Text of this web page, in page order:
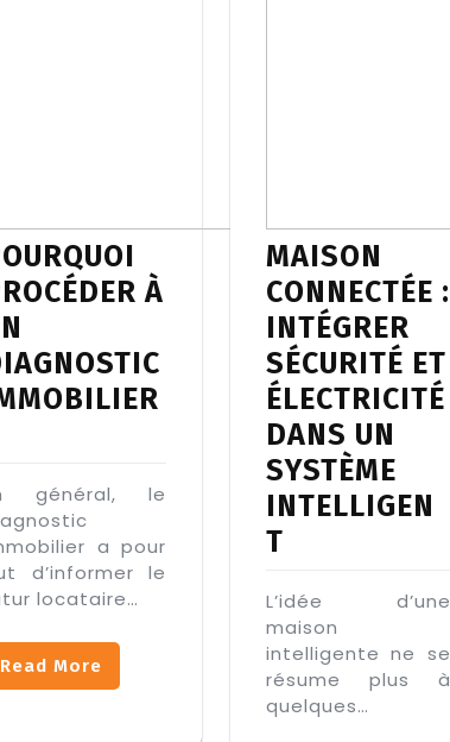
À
général, le
a pour
d’informer le
locataire…
Read More
MAISON
CONNECTÉE :
INTÉGRER
SÉCURITÉ ET
ÉLECTRICITÉ
DANS UN
SYSTÈME
INTELLIGEN
T
L’idée d’une
maison
intelligente ne se
résume plus à
quelques…